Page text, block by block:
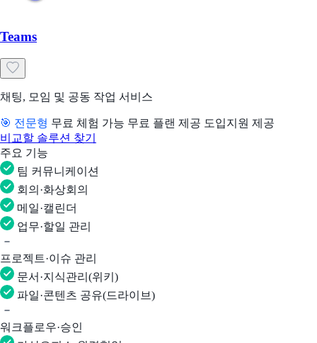
Teams
채팅, 모임 및 공동 작업 서비스
🎯 전문형 무료 체험 가능 무료 플랜 제공 도입지원 제공
비교할 솔루션 찾기
주요 기능
팀 커뮤니케이션
회의·화상회의
메일·캘린더
업무·할일 관리
프로젝트·이슈 관리
문서·지식관리(위키)
파일·콘텐츠 공유(드라이브)
워크플로우·승인